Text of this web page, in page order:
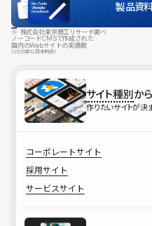
製品資
※ 株式会社東京商工リサーチ調べ
ノーコードCMSで作成された
国内のWebサイトの実績数
（2025年12月末時点）
サイト種別か
作りたいサイトが決
コーポレートサイト
採用サイト
サービスサイト